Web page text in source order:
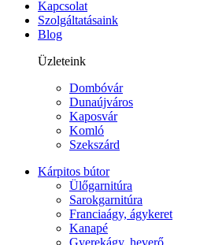
Kapcsolat
Szolgáltatásaink
Blog
Üzleteink
Dombóvár
Dunaújváros
Kaposvár
Komló
Szekszárd
Kárpitos bútor
Ülőgarnitúra
Sarokgarnitúra
Franciaágy, ágykeret
Kanapé
Gyerekágy, heverő